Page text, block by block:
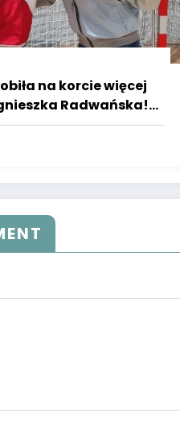
na korcie więcej
Radwańska!
że właśnie ją